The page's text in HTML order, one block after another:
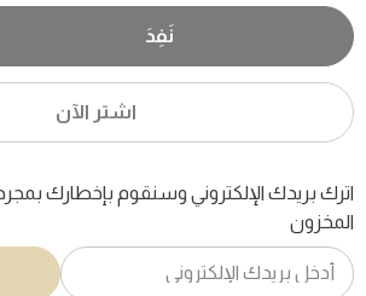
تشرشل
جوناثان
تشرشل
نَفِدَ
اشتر الآن
اترك بريدك الإلكتروني وسنقوم بإخطارك
المخزون